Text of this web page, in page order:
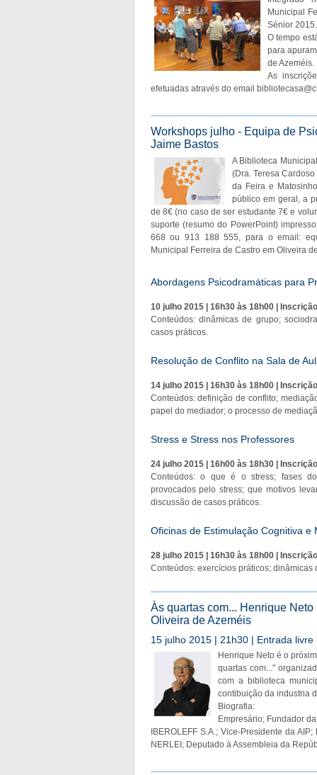
Municipal
Sénior 2015.
O tempo
para
de Azeméis.
As
efetuadas através do email
Workshops julho - Equipa de
Jaime Bastos
A Biblioteca
(Dra. Teresa
da Feira e
público em geral, a
de 8€ (no caso de ser estudante 7€ e
suporte (resumo do PowerPoint)
668 ou 913 188 555, para o email:
Municipal Ferreira de Castro em Oliveira
Abordagens Psicodramáticas para
10 julho 2015 | 16h30 às 18h00 |
Conteúdos: dinâmicas de grupo;
casos práticos.
Resolução de Conflito na Sala de
14 julho 2015 | 16h30 às 18h00 |
Conteúdos: definição de conflito;
papel do mediador; o processo de
Stress e Stress nos Professores
24 julho 2015 | 16h00 às 18h30 |
Conteúdos: o que é o stress; fases
provocados pelo stress; que motivos
discussão de casos práticos.
Oficinas de Estimulação Cognitiva e
28 julho 2015 | 16h30 às 18h00 |
Conteúdos: exercícios práticos; dinâmicas
Às quartas com... Henrique
Oliveira de Azeméis
15 julho 2015 | 21h30 | Entrada livre
Henrique Neto é o
quartas com..."
com a biblioteca
contibuição da industria
Biografia:
Empresário; Fundador
IBEROLEFF S.A.; Vice-Presidente da
NERLEI; Deputado à Assembleia da